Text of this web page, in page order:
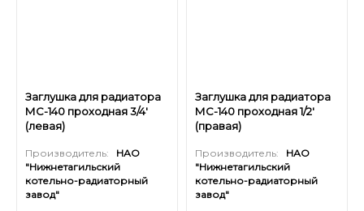
Заглушка для радиатора
МС-140 проходная 3/4'
(левая)
Производитель:
НАО
"Нижнетагильский
котельно-радиаторный
завод"
Заглушка для радиатора
МС-140 проходная 1/2'
(правая)
Производитель:
НАО
"Нижнетагильский
котельно-радиаторный
завод"